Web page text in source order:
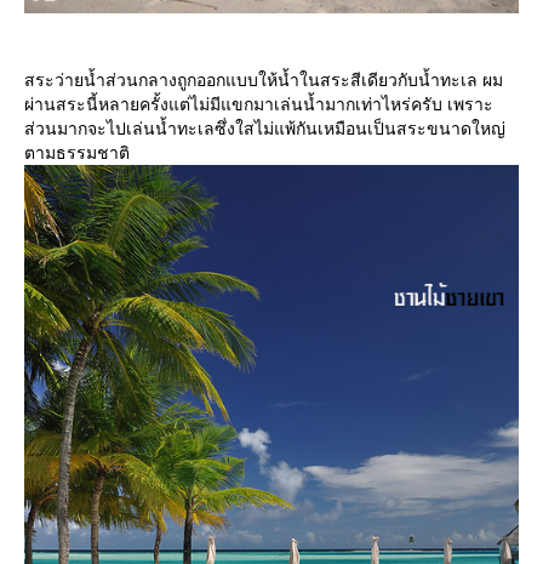
สระว่ายน้ำส่วนกลางถูกออกแบบให้น้ำในสระสีเดียวกับน้ำทะเล ผม
ผ่านสระนี้หลายครั้งแต่ไม่มีแขกมาเล่นน้ำมากเท่าไหร่ครับ เพราะ
ส่วนมากจะไปเล่นน้ำทะเลซึ่งใสไม่แพ้กันเหมือนเป็นสระขนาดใหญ่
ตามธรรมชาติ